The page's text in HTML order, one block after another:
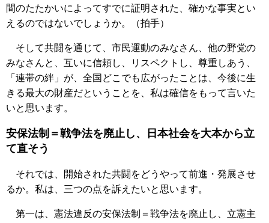
間のたたかいによってすでに証明された、確かな事実とい
えるのではないでしょうか。（拍手）
そして共闘を通じて、市民運動のみなさん、他の野党の
みなさんと、互いに信頼し、リスペクトし、尊重しあう、
「連帯の絆」が、全国どこでも広がったことは、今後に生
きる最大の財産だということを、私は確信をもって言いた
いと思います。
安保法制＝戦争法を廃止し、日本社会を大本から立
て直そう
それでは、開始された共闘をどうやって前進・発展させ
るか。私は、三つの点を訴えたいと思います。
第一は、憲法違反の安保法制＝戦争法を廃止し、立憲主